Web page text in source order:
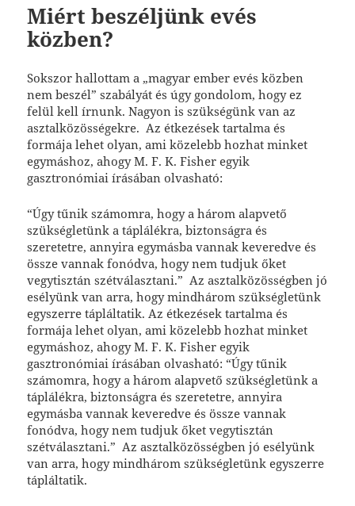
Miért beszéljünk evés
közben?
Sokszor hallottam a „magyar ember evés közben
nem beszél” szabályát és úgy gondolom, hogy ez
felül kell írnunk. Nagyon is szükségünk van az
asztalközösségekre. Az étkezések tartalma és
formája lehet olyan, ami közelebb hozhat minket
egymáshoz, ahogy M. F. K. Fisher egyik
gasztronómiai írásában olvasható:
“Úgy tűnik számomra, hogy a három alapvető
szükségletünk a táplálékra, biztonságra és
szeretetre, annyira egymásba vannak keveredve és
össze vannak fonódva, hogy nem tudjuk őket
vegytisztán szétválasztani.” Az asztalközösségben jó
esélyünk van arra, hogy mindhárom szükségletünk
egyszerre tápláltatik. Az étkezések tartalma és
formája lehet olyan, ami közelebb hozhat minket
egymáshoz, ahogy M. F. K. Fisher egyik
gasztronómiai írásában olvasható: “Úgy tűnik
számomra, hogy a három alapvető szükségletünk a
táplálékra, biztonságra és szeretetre, annyira
egymásba vannak keveredve és össze vannak
fonódva, hogy nem tudjuk őket vegytisztán
szétválasztani.” Az asztalközösségben jó esélyünk
van arra, hogy mindhárom szükségletünk egyszerre
tápláltatik.